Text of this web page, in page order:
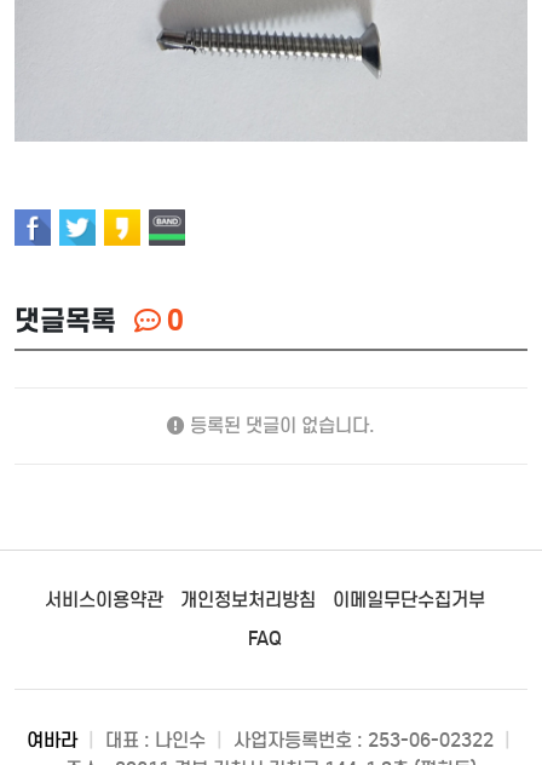
댓글목록 0
등록된 댓글이 없습니다.
서비스이용약관 개인정보처리방침
이메일무단수집거부
FAQ
여바라 대표 : 나인수 사업자등록번호 : 253-06-02322